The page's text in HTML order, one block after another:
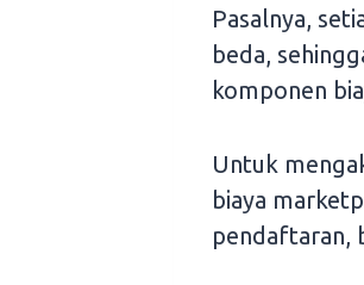
Pasalnya,
beda,
komponen
Untuk
biaya
pendaftaran,